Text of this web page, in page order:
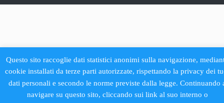
Questo sito raccoglie dati statistici anonimi sulla navigazione,
cookie installati da terze parti autorizzate, rispettando la privacy dei
dati personali e secondo le norme previste dalla legge. Continuando
navigare su questo sito, cliccando sui link al suo interno o